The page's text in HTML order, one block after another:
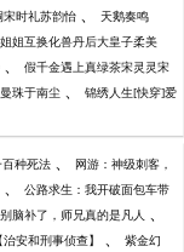
宋时礼苏韵怡 、 天鹅奏鸣
姐互换化兽丹后大皇子柔美
、 假千金遇上真绿茶宋灵灵宋
珠于南尘 、 锦绣人生[快穿]爱
百种死法 、 网游：神级刺客，
、 公路求生：我开破面包车带
脑补了，师兄真的是凡人 、
安和刑事侦查】 、 紫金幻